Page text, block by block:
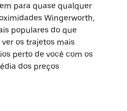
para quase qualquer
Wingerworth,
populares do que
os trajetos mais
perto de você com os
dos preços